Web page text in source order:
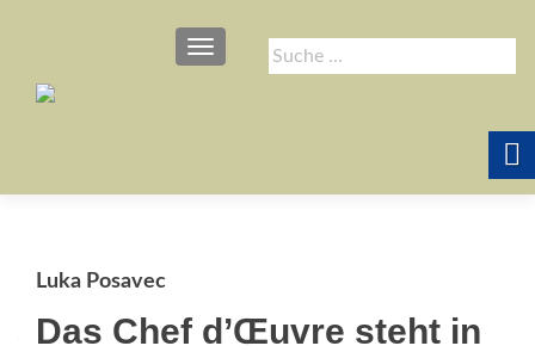
Suche
nach:
SCHALTE NAVIGATION
Luka Posavec
Das Chef d’Œuvre steht in